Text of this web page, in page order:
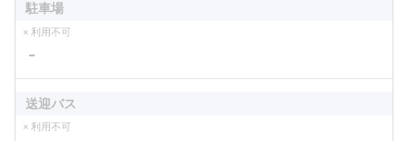
駐車場
× 利用不可
－
送迎バス
× 利用不可